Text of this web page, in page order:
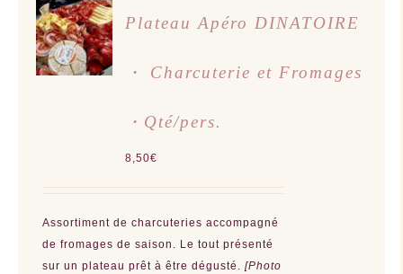
AJOUTER
AU
PANIER
/
DÉTAILS
Plateau Apéro DINATOIRE
・ Charcuterie et Fromages
・Qté/pers.
8,50€
Assortiment de charcuteries accompagné
de fromages de saison. Le tout présenté
sur un plateau prêt à être dégusté. [Photo